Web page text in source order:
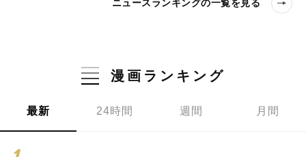
ニュースランキングの一覧を見る
漫画ランキング
最新 24時間 週間 月間